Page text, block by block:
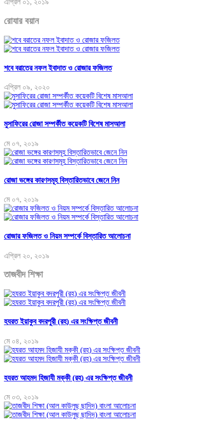
এপ্রিল ০১, ২০১৯
রোযার বয়ান
শবে বরাতের নফল ইবাদাত ও রোজার ফজিলত
এপ্রিল ০৯, ২০২০
মুসাফিরের রোজা সম্পর্কীত কয়েকটি বিশেষ মাসআলা
মে ০৭, ২০১৯
রোজা ভঙ্গের কারণসমূহ বিস্তারিতভাবে জেনে নিন
মে ০৭, ২০১৯
রোজার ফজিলত ও নিয়ম সম্পর্কে বিস্তারিত আলোচনা
এপ্রিল ২০, ২০১৯
তাজবীদ শিক্ষা
হযরত ইয়াকুব বদরপুরী (রহ) এর সংক্ষিপ্ত জীবনী
মে ০৪, ২০১৯
হযরত আহমদ হিজাযী মক্কী (রহ) এর সংক্ষিপ্ত জীবনী
মে ০৩, ২০১৯